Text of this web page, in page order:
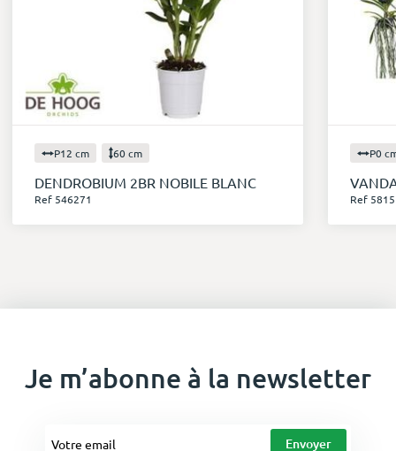
P12 cm 60 cm
DENDROBIUM 2BR NOBILE BLANC
Ref 546271
P0
Ref
Je m’abonne à la newsletter